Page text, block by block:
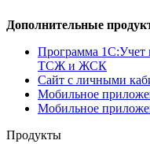
Дополнительные
Программа
ТСЖ и ЖСК
Сайт с личными
Мобильное
Мобильное
Продукты